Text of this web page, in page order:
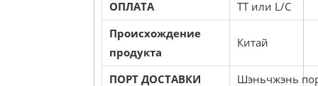
ОПЛАТА
TT или L/C
Происхождение
продукта
Китай
ПОРТ ДОСТАВКИ
Шэньчжэнь